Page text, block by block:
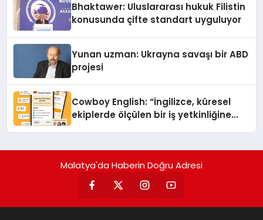
Bhaktawer: Uluslararası hukuk Filistin
konusunda çifte standart uyguluyor
Yunan uzman: Ukrayna savaşı bir ABD
projesi
Cowboy English: “İngilizce, küresel
ekiplerde ölçülen bir iş yetkinliğine
Malatya'da Haberin Doğru Adresi